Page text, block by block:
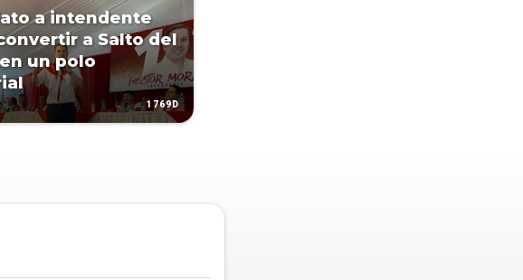
a intendente
a Salto del
un polo
1769D